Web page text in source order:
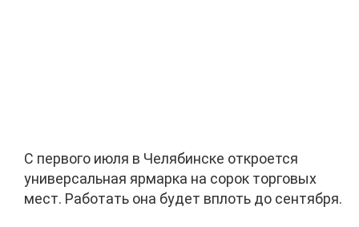
С первого июля в Челябинске откроется
универсальная ярмарка на сорок торговых
мест. Работать она будет вплоть до сентября.